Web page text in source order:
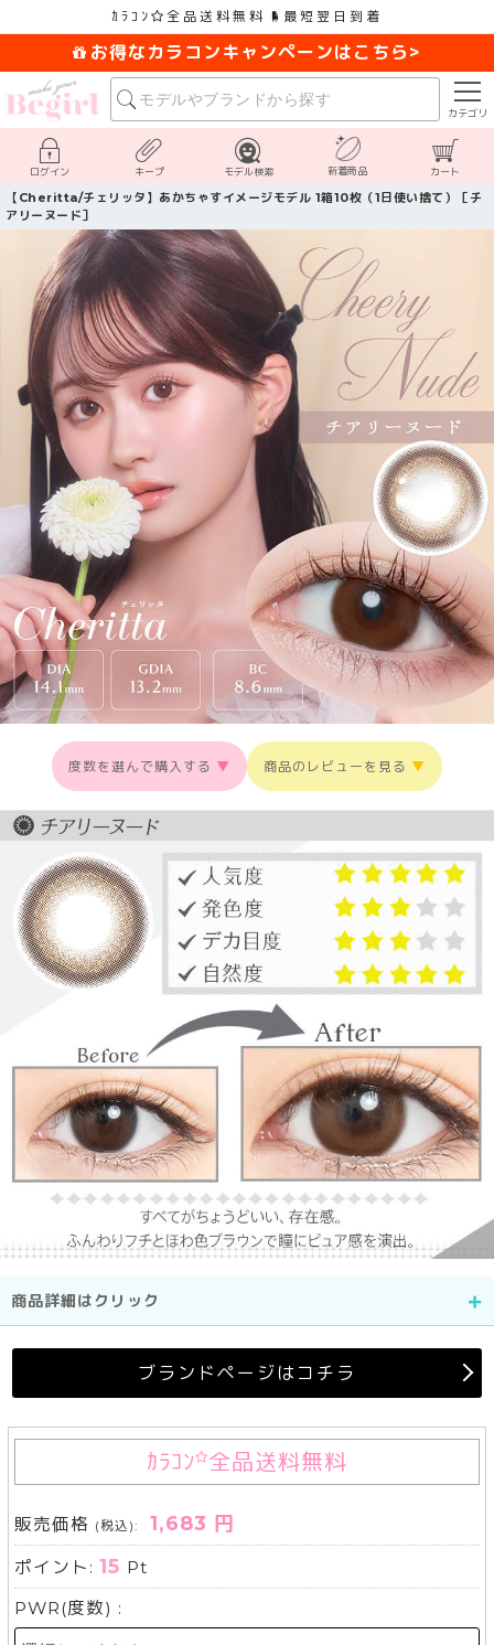
ｶﾗｺﾝ 全品送料無料 最短翌日到着
お得なカラコンキャンペーンはこちら>
カテゴリ
ログイン キープ モデル検索 新着商品 カート
【Cheritta/チェリッタ】あかちゃすイメージモデル 1箱10枚（1日使い捨て）［チ
アリーヌード］
度数を選んで購入する ▼ 商品のレビューを見る ▼
商品詳細はクリック
ブランドページはコチラ
ｶﾗｺﾝ 全品送料無料
販売価格 (税込): 1,683 円
ポイント:15 Pt
PWR(度数) :